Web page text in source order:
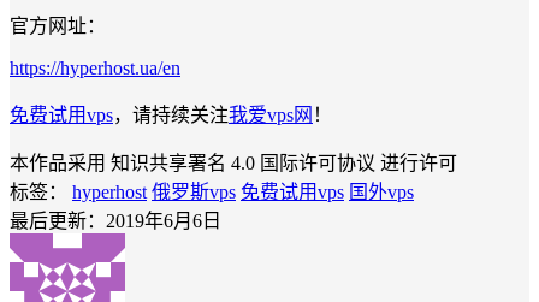
官方网址：
https://hyperhost.ua/en
免费试用vps，请持续关注我爱vps网 ！
本作品采用 知识共享署名 4.0 国际许可协议 进行许可
标签：
hyperhost 俄罗斯vps 免费试用vps 国外vps
最后更新：2019年6月6日